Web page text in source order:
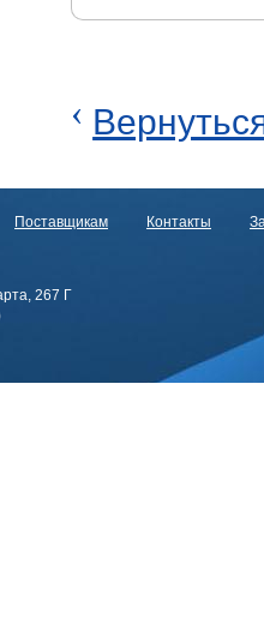
‹
Поставщикам Контакты
267 Г